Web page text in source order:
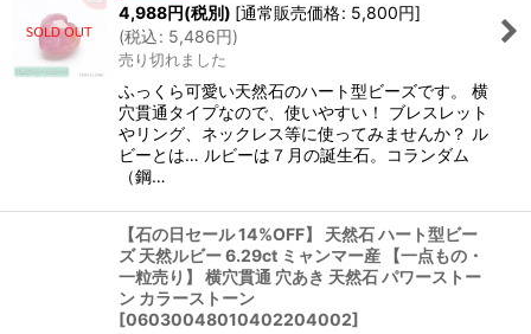
4,988円(税別) [通常販売価格: 5,800円]
(税込: 5,486円)
売り切れました
ふっくら可愛い天然石のハート型ビーズです。 横
穴貫通タイプなので、使いやすい！ ブレスレット
やリング、ネックレス等に使ってみませんか？ ル
ビーとは… ルビーは７月の誕生石。コランダム
（鋼…
【石の日セール 14%OFF】 天然石 ハート型ビー
ズ 天然ルビー 6.29ct ミャンマー産 【一点もの・
一粒売り】 横穴貫通 穴あき 天然石 パワーストー
ン カラーストーン
[06030048010402204002]